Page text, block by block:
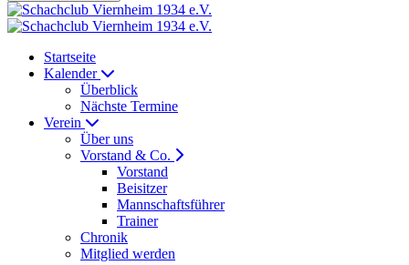
Startseite
Kalender
Überblick
Nächste Termine
Verein
Über uns
Vorstand & Co.
Vorstand
Beisitzer
Mannschaftsführer
Trainer
Chronik
Mitglied werden